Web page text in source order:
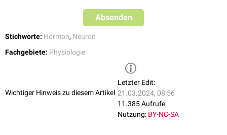
Absenden
Stichworte: Hormon, Neuron
Fachgebiete: Physiologie
Wichtiger Hinweis zu diesem Artikel
Letzter Edit:
21.03.2024, 08:56
11.385 Aufrufe
Nutzung: BY-NC-SA